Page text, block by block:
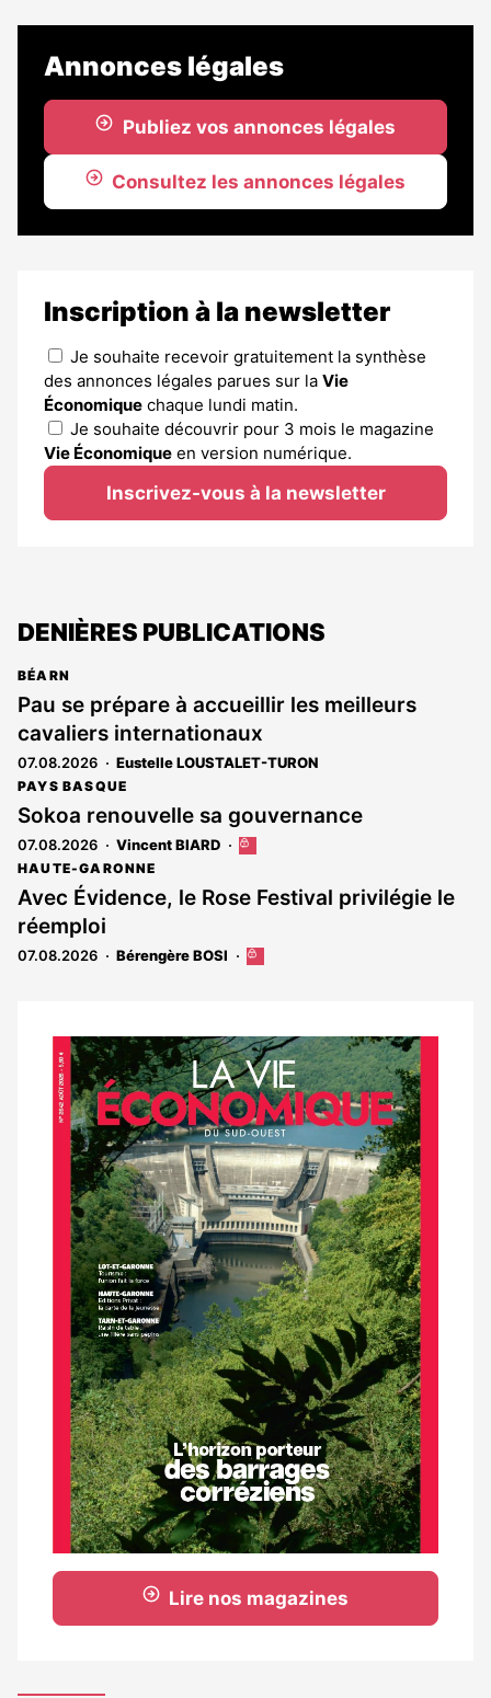
Annonces légales
Publiez vos annonces légales
Consultez les annonces légales
Inscription à la newsletter
Je souhaite recevoir gratuitement la synthèse
des annonces légales parues sur la Vie
Économique chaque lundi matin.
Je souhaite découvrir pour 3 mois le magazine
Vie Économique en version numérique.
Inscrivez-vous à la newsletter
DENIÈRES PUBLICATIONS
BÉARN
Pau se prépare à accueillir les meilleurs
cavaliers internationaux
07.08.2026 Eustelle LOUSTALET-TURON
PAYS BASQUE
Sokoa renouvelle sa gouvernance
07.08.2026 Vincent BIARD
Cet
est
réservé
abonnés
HAUTE-GARONNE
Avec Évidence, le Rose Festival privilégie le
réemploi
07.08.2026 Bérengère BOSI
Cet
aux
abonnés
Notre
dernier
magazine
Lire nos magazines